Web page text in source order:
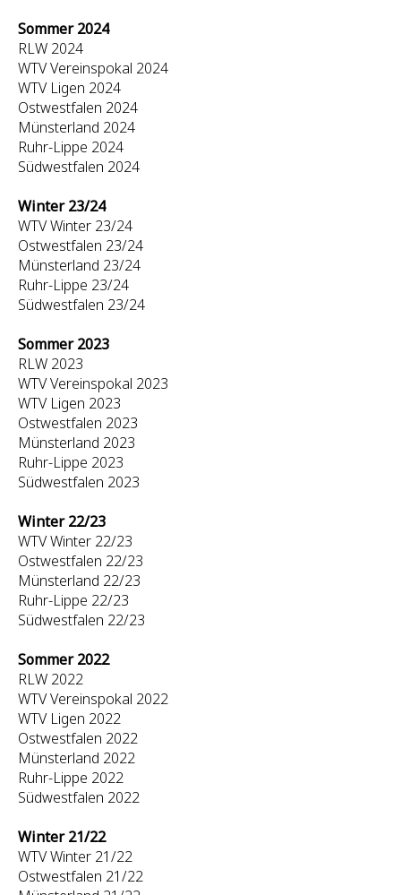
Sommer 2024
RLW 2024
WTV Vereinspokal 2024
WTV Ligen 2024
Ostwestfalen 2024
Münsterland 2024
Ruhr-Lippe 2024
Südwestfalen 2024
Winter 23/24
WTV Winter 23/24
Ostwestfalen 23/24
Münsterland 23/24
Ruhr-Lippe 23/24
Südwestfalen 23/24
Sommer 2023
RLW 2023
WTV Vereinspokal 2023
WTV Ligen 2023
Ostwestfalen 2023
Münsterland 2023
Ruhr-Lippe 2023
Südwestfalen 2023
Winter 22/23
WTV Winter 22/23
Ostwestfalen 22/23
Münsterland 22/23
Ruhr-Lippe 22/23
Südwestfalen 22/23
Sommer 2022
RLW 2022
WTV Vereinspokal 2022
WTV Ligen 2022
Ostwestfalen 2022
Münsterland 2022
Ruhr-Lippe 2022
Südwestfalen 2022
Winter 21/22
WTV Winter 21/22
Ostwestfalen 21/22